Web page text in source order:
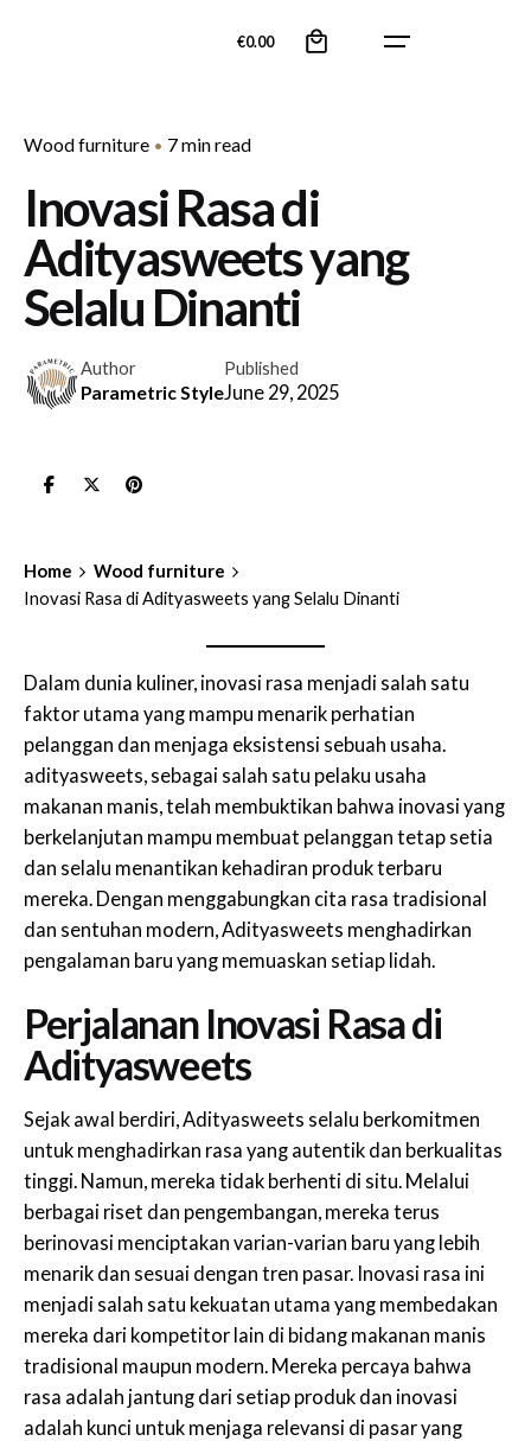
€0.00
Wood furniture 7 min read
Inovasi Rasa di
Adityasweets yang
Selalu Dinanti
Author
Parametric Style
Published
June 29, 2025
Home
Wood furniture
Inovasi Rasa di Adityasweets yang Selalu Dinanti
Dalam dunia kuliner, inovasi rasa menjadi salah satu
faktor utama yang mampu menarik perhatian
pelanggan dan menjaga eksistensi sebuah usaha.
adityasweets , sebagai salah satu pelaku usaha
makanan manis, telah membuktikan bahwa inovasi yang
berkelanjutan mampu membuat pelanggan tetap setia
dan selalu menantikan kehadiran produk terbaru
mereka. Dengan menggabungkan cita rasa tradisional
dan sentuhan modern, Adityasweets menghadirkan
pengalaman baru yang memuaskan setiap lidah.
Perjalanan Inovasi Rasa di
Adityasweets
Sejak awal berdiri, Adityasweets selalu berkomitmen
untuk menghadirkan rasa yang autentik dan berkualitas
tinggi. Namun, mereka tidak berhenti di situ. Melalui
berbagai riset dan pengembangan, mereka terus
berinovasi menciptakan varian-varian baru yang lebih
menarik dan sesuai dengan tren pasar. Inovasi rasa ini
menjadi salah satu kekuatan utama yang membedakan
mereka dari kompetitor lain di bidang makanan manis
tradisional maupun modern. Mereka percaya bahwa
rasa adalah jantung dari setiap produk dan inovasi
adalah kunci untuk menjaga relevansi di pasar yang